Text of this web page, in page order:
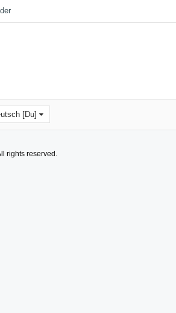
[Du]
rights reserved.